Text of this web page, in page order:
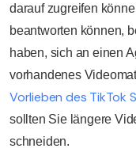
darauf zugreifen
beantworten können,
haben, sich an einen
vorhandenes
Vorlieben des TikTok
sollten Sie längere
schneiden.